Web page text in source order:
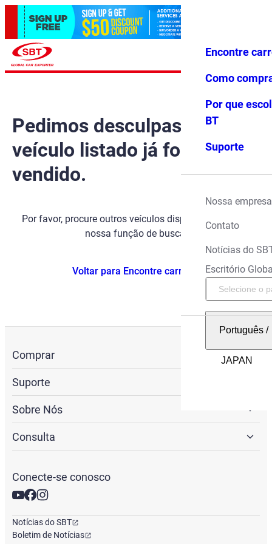
Favoritos Menu
Encontre
Como
Por que
BT
Suporte
Nossa empresa
Contato
Notícias do
Escritório
Português/
Pedimos desculpas, mas o
veículo listado já foi
vendido.
Por favor, procure outros veículos disponíveis usando
nossa função de busca.
Voltar para Encontre carros
Comprar
Suporte
Sobre Nós
Consulta
Conecte-se conosco
Notícias do SBT
Boletim de Notícias